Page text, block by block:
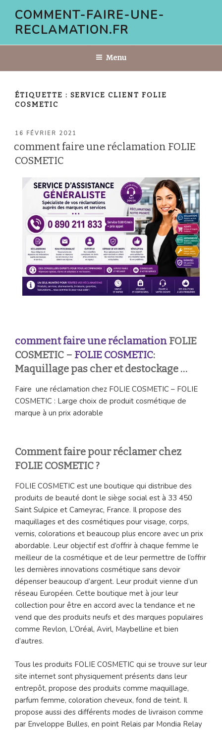
contenu
COMMENT-FAIRE-UNE-
RECLAMATION.FR
Menu
ÉTIQUETTE : SERVICE CLIENT FOLIE
COSMETIC
PUBLIÉ
16 FÉVRIER 2021
comment faire une réclamation FOLIE
COSMETIC
comment faire une réclamation FOLIE
COSMETIC – FOLIE COSMETIC:
Maquillage pas cher et destockage …
Faire une réclamation chez FOLIE COSMETIC – FOLIE
COSMETIC : Large choix de produit cosmétique de
marque à un prix adorable
Comment faire pour réclamer chez
FOLIE COSMETIC ?
FOLIE COSMETIC est une boutique qui distribue des
produits de beauté dont le siège social est à 33 450
Saint Sulpice et Cameyrac, France. Il propose des
maquillages et des cosmétiques pour visage, corps,
vernis, colorations et beaucoup plus encore avec un prix
abordable. Leur objectif est d’offrir à chaque femme le
meilleur de la cosmétique et de leur permettre de l’offrir
les dernières innovations cosmétique sans devoir
dépenser beaucoup d’argent. Leur produit vienne d’un
réseau Européen. Cette boutique met à jour leur
collection pour être en accord avec la tendance et ne
vend que des produits neufs et des marques populaires
comme Revlon, L’Oréal, Avirl, Maybelline et bien
d’autres.
Tous les produits FOLIE COSMETIC qui se trouve sur leur
site internet sont physiquement présents dans leur
entrepôt, propose des produits comme maquillage,
parfum femme, coloration cheveux, fond de teint. Il
propose aussi des différents modes de livraison comme
par Enveloppe Bulles, en point Relais par Mondia Relay